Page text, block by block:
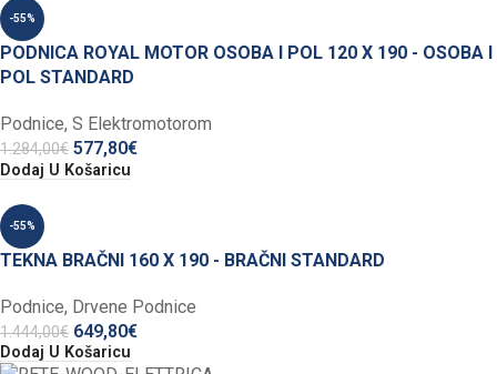
-55%
PODNICA ROYAL MOTOR OSOBA I POL 120 X 190 - OSOBA I
POL STANDARD
Podnice, S Elektromotorom
1.284,00€ 577,80€
Dodaj U Košaricu
-55%
TEKNA BRAČNI 160 X 190 - BRAČNI STANDARD
Podnice, Drvene Podnice
1.444,00€ 649,80€
Dodaj U Košaricu